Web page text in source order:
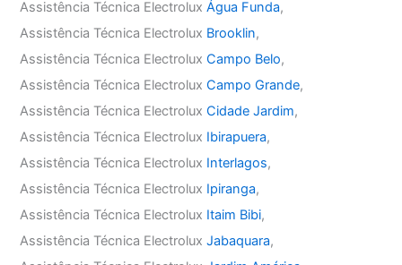
Assistência Técnica ElectroluxÁgua Funda,
Assistência Técnica Electrolux Brooklin,
Assistência Técnica ElectroluxCampo Belo,
Assistência Técnica ElectroluxCampo Grande,
Assistência Técnica ElectroluxCidade Jardim,
Assistência Técnica Electrolux Ibirapuera,
Assistência Técnica Electrolux Interlagos,
Assistência Técnica Electrolux Ipiranga,
Assistência Técnica Electrolux Itaim Bibi,
Assistência Técnica ElectroluxJabaquara,